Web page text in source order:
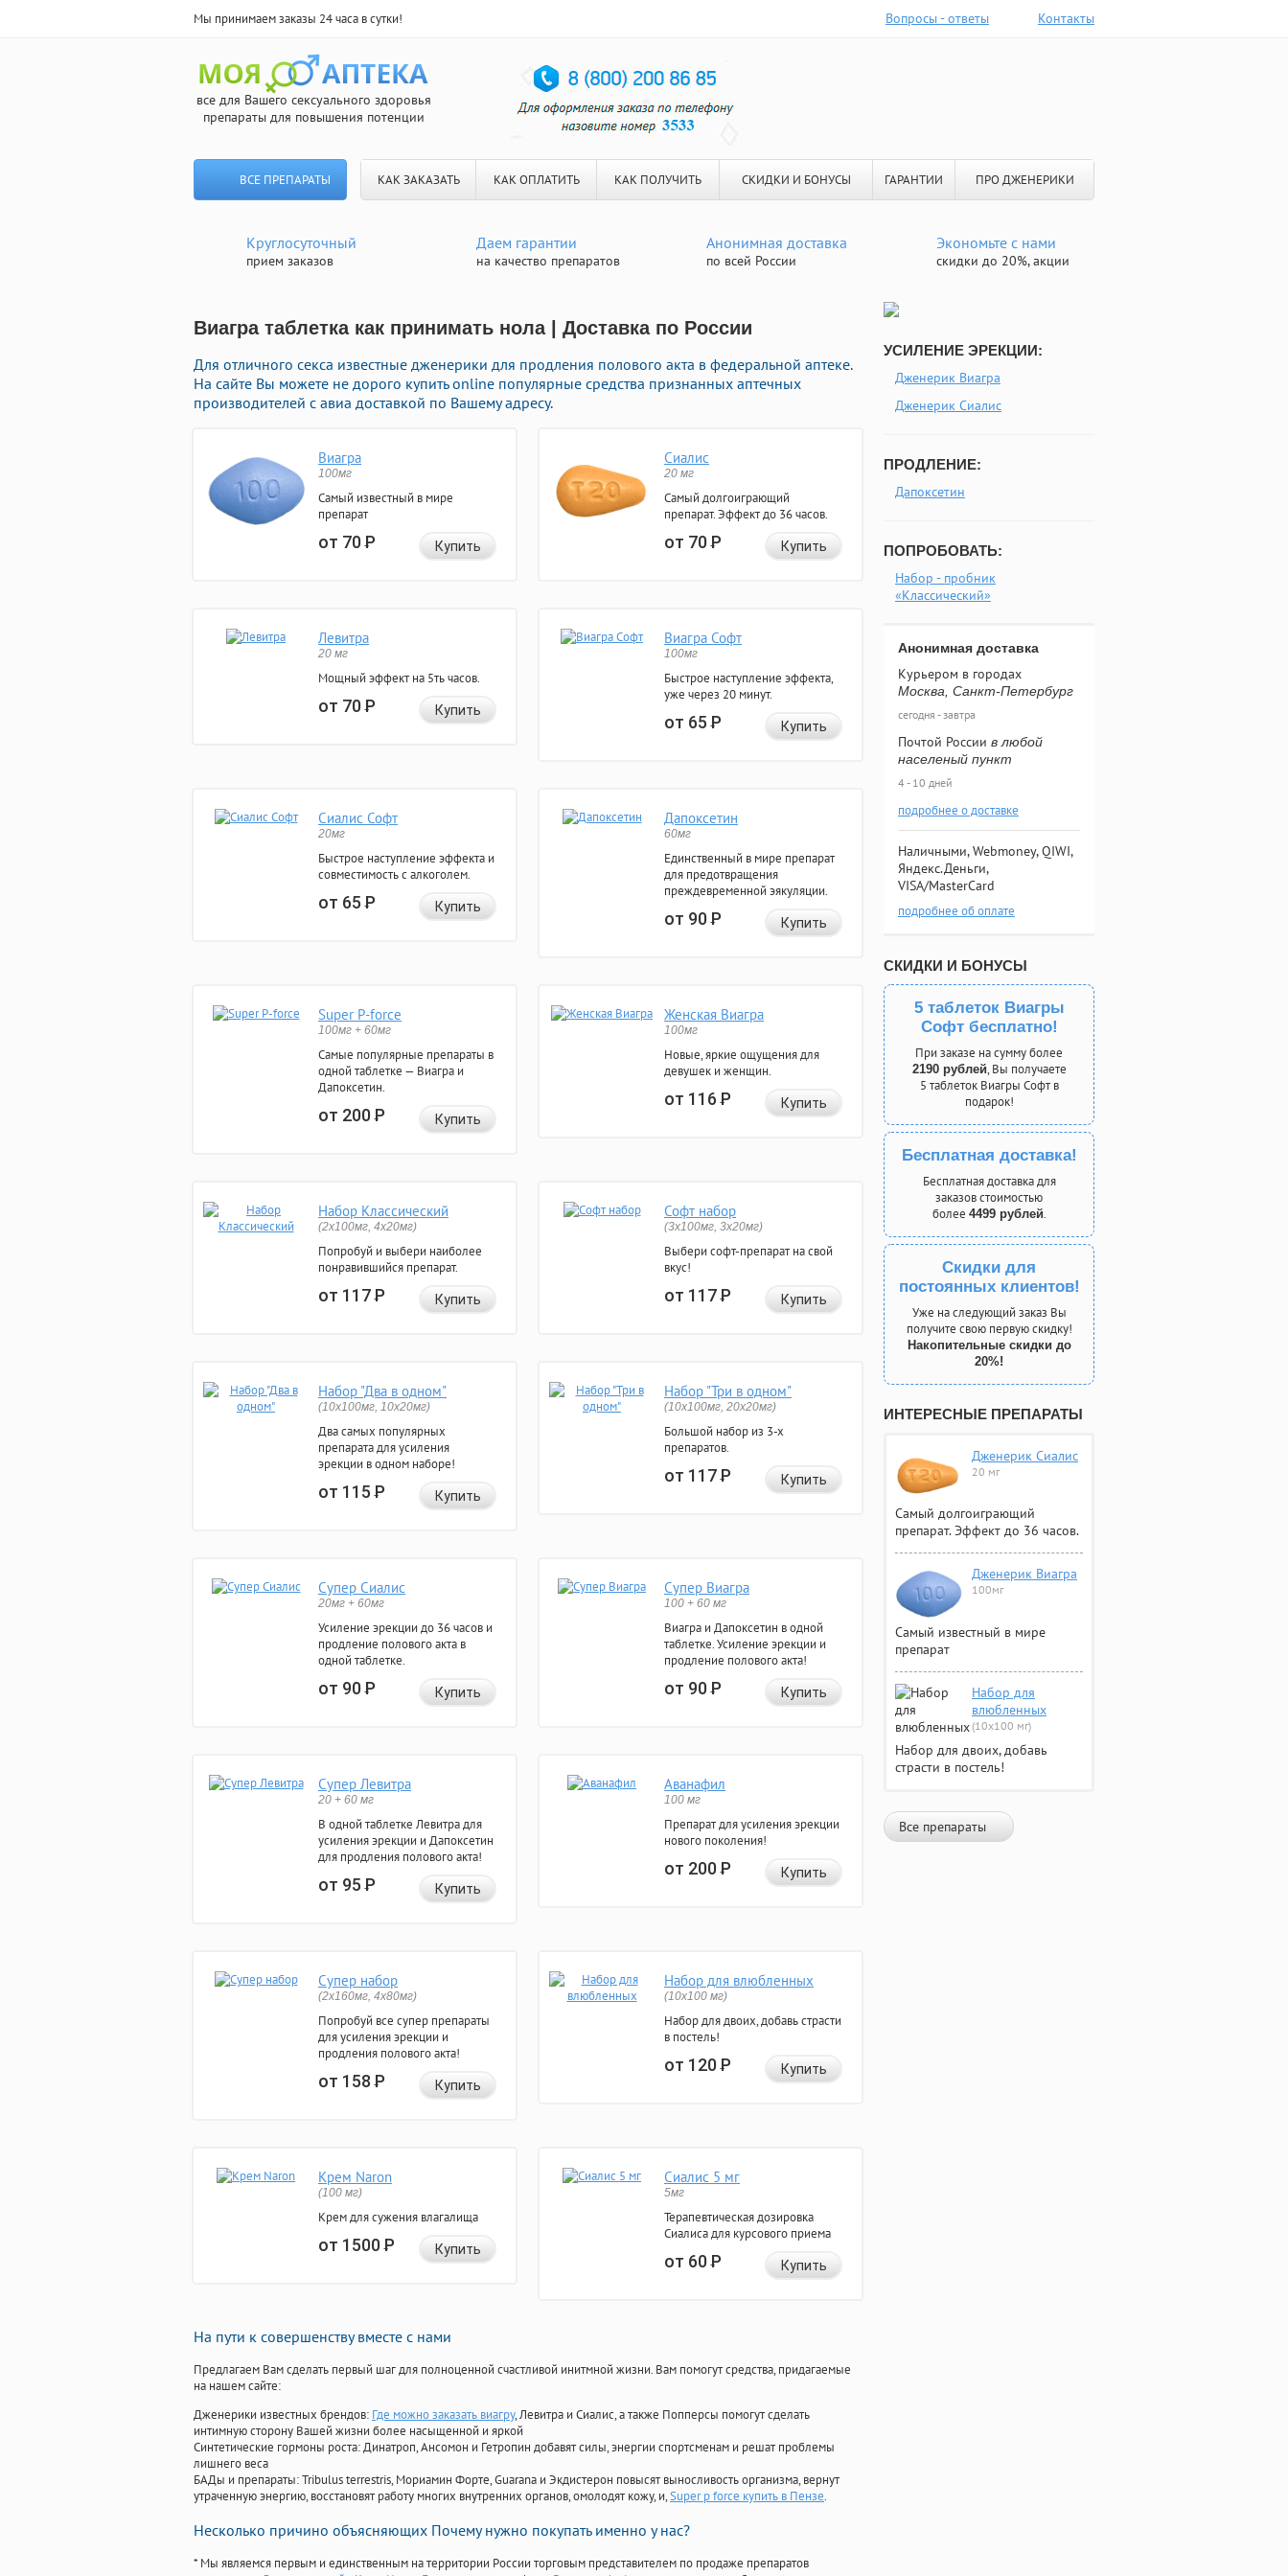
Мы принимаем заказы 24 часа в сутки! Вопросы - ответы Контакты
все для Вашего сексуального здоровья
препараты для повышения потенции
ВСЕ ПРЕПАРАТЫ КАК ЗАКАЗАТЬ КАК ОПЛАТИТЬ КАК ПОЛУЧИТЬ СКИДКИ И БОНУСЫ ГАРАНТИИ ПРО ДЖЕНЕРИКИ
Круглосуточный
прием заказов
Даем гарантии
на качество препаратов
Анонимная доставка
по всей России
Экономьте с нами
скидки до 20%, акции
Виагра таблетка как принимать нола | Доставка по России
Для отличного секса известные дженерики для продления полового акта в федеральной аптеке.
На сайте Вы можете не дорого купить online популярные средства признанных аптечных
производителей с авиа доставкой по Вашему адресу.
Виагра
100мг
Самый известный в мире
препарат
от 70Р Купить
Сиалис
20 мг
Самый долгоиграющий
препарат. Эффект до 36 часов.
от 70Р Купить
Левитра
20 мг
Мощный эффект на 5ть часов.
от 70Р Купить
Виагра Софт
100мг
Быстрое наступление эффекта,
уже через 20 минут.
от 65Р Купить
Сиалис Софт
20мг
Быстрое наступление эффекта и
совместимость с алкоголем.
от 65Р Купить
Дапоксетин
60мг
Единственный в мире препарат
для предотвращения
преждевременной эякуляции.
от 90Р Купить
Super P-force
100мг + 60мг
Самые популярные препараты в
одной таблетке — Виагра и
Дапоксетин.
от 200Р Купить
Женская Виагра
100мг
Новые, яркие ощущения для
девушек и женщин.
от 116Р Купить
Набор Классический
(2x100мг, 4x20мг)
Попробуй и выбери наиболее
понравившийся препарат.
от 117Р Купить
Софт набор
(3x100мг, 3x20мг)
Выбери софт-препарат на свой
вкус!
от 117Р Купить
Набор "Два в одном"
(10x100мг, 10x20мг)
Два самых популярных
препарата для усиления
эрекции в одном наборе!
от 115Р Купить
Набор "Три в одном"
(10x100мг, 20x20мг)
Большой набор из 3-х
препаратов.
от 117Р Купить
Супер Сиалис
20мг + 60мг
Усиление эрекции до 36 часов и
продление полового акта в
одной таблетке.
от 90Р Купить
Супер Виагра
100 + 60 мг
Виагра и Дапоксетин в одной
таблетке. Усиление эрекции и
продление полового акта!
от 90Р Купить
Супер Левитра
20 + 60 мг
В одной таблетке Левитра для
усиления эрекции и Дапоксетин
для продления полового акта!
от 95Р Купить
Аванафил
100 мг
Препарат для усиления эрекции
нового поколения!
от 200Р Купить
Супер набор
(2х160мг, 4х80мг)
Попробуй все супер препараты
для усиления эрекции и
продления полового акта!
от 158Р Купить
Набор для влюбленных
(10х100 мг)
Набор для двоих, добавь страсти
в постель!
от 120Р Купить
Крем Naron
(100 мг)
Крем для сужения влагалища
от 1500Р Купить
Сиалис 5 мг
5мг
Терапевтическая дозировка
Сиалиса для курсового приема
от 60Р Купить
На пути к совершенству вместе с нами
Предлагаем Вам сделать первый шаг для полноценной счастливой инитмной жизни. Вам помогут средства, придагаемые
на нашем сайте:
Дженерики известных брендов: Где можно заказать виагру, Левитра и Сиалис, а также Попперсы помогут сделать
интимную сторону Вашей жизни более насыщенной и яркой
Синтетические гормоны роста: Динатроп, Ансомон и Гетропин добавят силы, энергии спортсменам и решат проблемы
лишнего веса
БАДы и препараты:Tribulus terrestris, Мориамин Форте, Guarana и Экдистерон повысят выносливость организма, вернут
утраченную энергию, восстановят работу многих внутренних органов, омолодят кожу, и,Super p force купить в Пензе.
Несколько причино объясняющих Почему нужно покупать именно у нас?
* Мы являемся первым и единственным на территории России торговым представителем по продаже препаратов
УСИЛЕНИЕ ЭРЕКЦИИ:
Дженерик Виагра
Дженерик Сиалис
ПРОДЛЕНИЕ:
Дапоксетин
ПОПРОБОВАТЬ:
Набор - пробник
«Классический»
Анонимная доставка
Курьером в городах
Москва, Санкт-Петербург
сегодня - завтра
Почтой России в любой
населеный пункт
4 - 10 дней
подробнее о доставке
Наличными, Webmoney, QIWI,
Яндекс.Деньги,
VISA/MasterCard
подробнее об оплате
СКИДКИ И БОНУСЫ
5 таблеток Виагры
Софт бесплатно!
При заказе на сумму более
2190 рублей, Вы получаете
5 таблеток Виагры Софт в
подарок!
Бесплатная доставка!
Бесплатная доставка для
заказов стоимостью
более 4499 рублей.
Скидки для
постоянных клиентов!
Уже на следующий заказ Вы
получите свою первую скидку!
Накопительные скидки до
20%!
ИНТЕРЕСНЫЕ ПРЕПАРАТЫ
Дженерик Сиалис
20 мг
Самый долгоиграющий
препарат. Эффект до 36 часов.
Дженерик Виагра
100мг
Самый известный в мире
препарат
Набор для
влюбленных
(10х100 мг)
Набор для двоих, добавь
страсти в постель!
Все препараты